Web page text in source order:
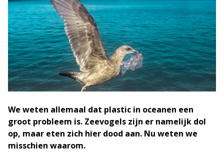
We weten allemaal dat plastic in oceanen een
groot probleem is. Zeevogels zijn er namelijk dol
op, maar eten zich hier dood aan. Nu weten we
misschien waarom.